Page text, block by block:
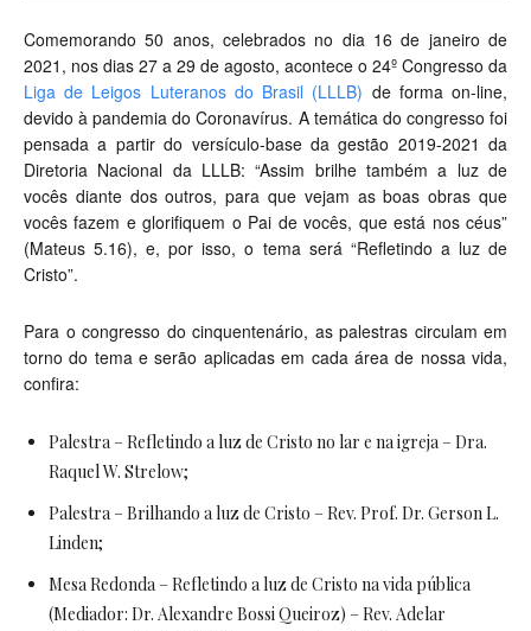
Comemorando 50 anos, celebrados no dia 16 de janeiro de
2021, nos dias 27 a 29 de agosto, acontece o 24º Congresso da
Liga de Leigos Luteranos do Brasil (LLLB) de forma on-line,
devido à pandemia do Coronavírus. A temática do congresso foi
pensada a partir do versículo-base da gestão 2019-2021 da
Diretoria Nacional da LLLB: “Assim brilhe também a luz de
vocês diante dos outros, para que vejam as boas obras que
vocês fazem e glorifiquem o Pai de vocês, que está nos céus”
(Mateus 5.16), e, por isso, o tema será “Refletindo a luz de
Cristo”.
Para o congresso do cinquentenário, as palestras circulam em
torno do tema e serão aplicadas em cada área de nossa vida,
confira:
Palestra – Refletindo a luz de Cristo no lar e na igreja – Dra.
Raquel W. Strelow;
Palestra – Brilhando a luz de Cristo – Rev. Prof. Dr. Gerson L.
Linden;
Mesa Redonda – Refletindo a luz de Cristo na vida pública
(Mediador: Dr. Alexandre Bossi Queiroz) – Rev. Adelar